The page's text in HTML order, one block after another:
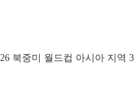
북중미 월드컵 아시아 지역